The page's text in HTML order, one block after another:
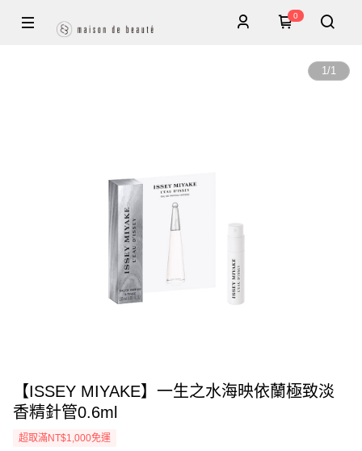
0
1/1
【ISSEY MIYAKE】一生之水海映依蘭極致淡
香精針管0.6ml
超取滿NT$1,000免運